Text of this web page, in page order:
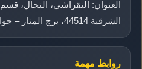
العنوان: النقراشي، النحال،
الشرقية 44514، برج المنار – جوار شوادر الخشب.
روابط مهمة